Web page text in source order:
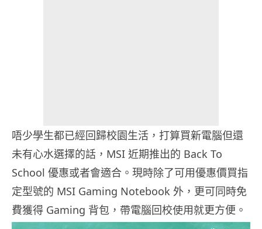
唔少學生都已經回歸校園生活，打算買新電腦但還
未有心水選擇的話，MSI 近期推出的 Back To
School 優惠或者會適合。現時除了可用優惠價買指
定型號的 MSI Gaming Notebook 外，更可同時免
費獲得 Gaming 背包，帶電腦回校使用就更方便。